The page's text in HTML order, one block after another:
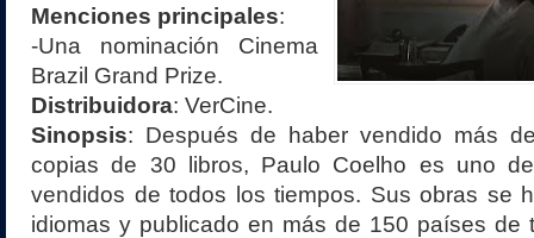
Menciones principales:
-Una nominación Cinema
Brazil Grand Prize.
Distribuidora: VerCine.
Sinopsis: Después de haber vendido más
copias de 30 libros, Paulo Coelho es uno
vendidos de todos los tiempos. Sus obras se
idiomas y publicado en más de 150 países de